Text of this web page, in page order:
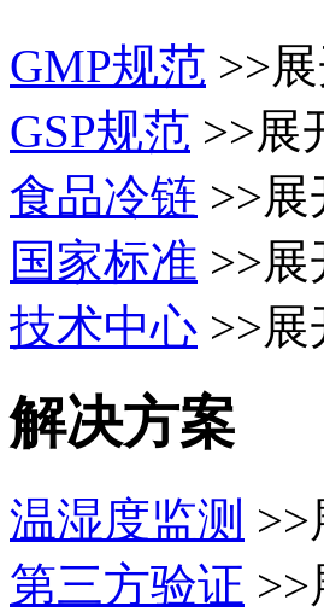
GMP规范 >>
GSP规范 >>展
食品冷链 >>展
国家标准 >>展
技术中心 >>展
解决方案
温湿度监测 >>
第三方验证 >>